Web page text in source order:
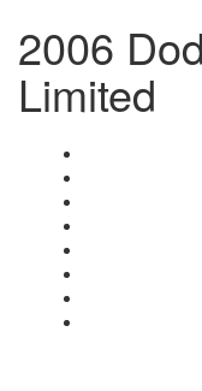
2006
Limited